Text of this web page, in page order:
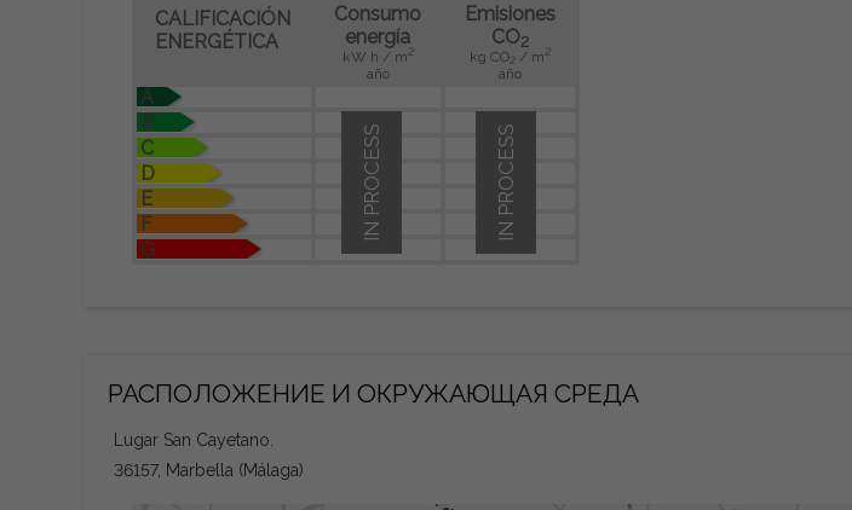
CALIFICACIÓN
ENERGÉTICA
Consumo
energía
kW h / m2
año
Emisiones
CO2
kg CO2/ m2
año
A
B
C
D
E
F
G
IN PROCESS
IN PROCESS
РАСПОЛОЖЕНИЕ И ОКРУЖАЮЩАЯ СРЕДА
Lugar San Cayetano.
36157, Marbella (Málaga)